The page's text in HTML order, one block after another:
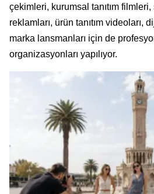
çekimleri, kurumsal tanıtım
reklamları, ürün tanıtım videoları,
marka lansmanları için de
organizasyonları yapılıyor.